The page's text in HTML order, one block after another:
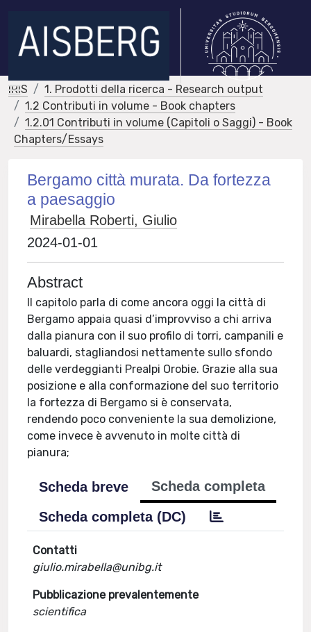
IRIS
1. Prodotti della ricerca - Research output
1.2 Contributi in volume - Book chapters
1.2.01 Contributi in volume (Capitoli o Saggi) - Book
Chapters/Essays
Bergamo città murata. Da fortezza
a paesaggio
Mirabella Roberti, Giulio
2024-01-01
Abstract
Il capitolo parla di come ancora oggi la città di
Bergamo appaia quasi d’improvviso a chi arriva
dalla pianura con il suo profilo di torri, campanili e
baluardi, stagliandosi nettamente sullo sfondo
delle verdeggianti Prealpi Orobie. Grazie alla sua
posizione e alla conformazione del suo territorio
la fortezza di Bergamo si è conservata,
rendendo poco conveniente la sua demolizione,
come invece è avvenuto in molte città di
pianura;
Scheda breve
Scheda completa
Scheda completa (DC)
Contatti
giulio.mirabella@unibg.it
Pubblicazione prevalentemente
scientifica